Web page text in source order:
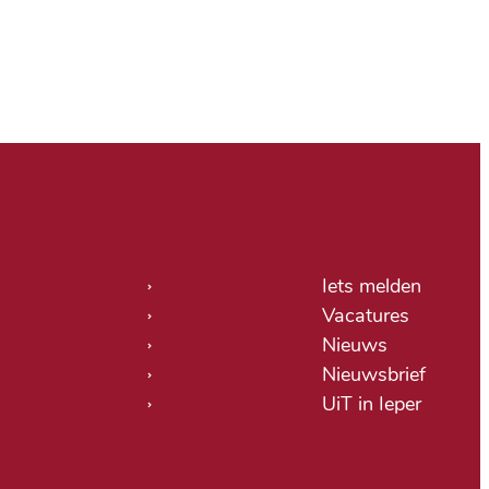
Iets melden
Vacatures
Nieuws
Nieuwsbrief
UiT in Ieper